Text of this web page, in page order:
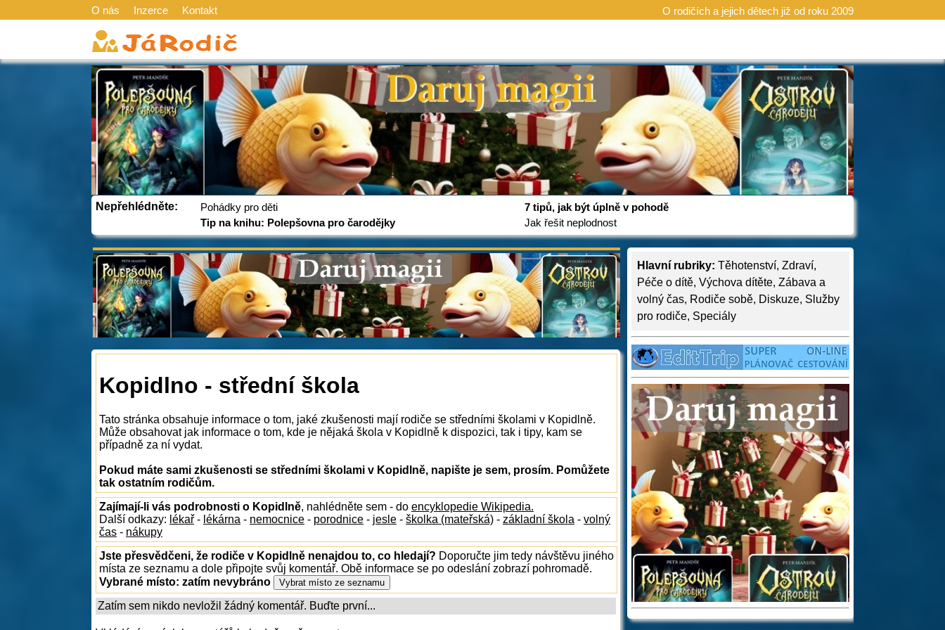
O nás Inzerce Kontakt O rodičích a jejich dětech již od roku 2009
Nepřehlédněte:
Pohádky pro děti
Tip na knihu: Polepšovna pro čarodějky
7 tipů, jak být úplně v pohodě
Jak řešit neplodnost
Hlavní rubriky: Těhotenství, Zdraví,
Péče o dítě, Výchova dítěte, Zábava a
volný čas, Rodiče sobě, Diskuze, Služby
pro rodiče, Speciály
Kopidlno - střední škola
Tato stránka obsahuje informace o tom, jaké zkušenosti mají rodiče se středními školami v Kopidlně.
Může obsahovat jak informace o tom, kde je nějaká škola v Kopidlně k dispozici, tak i tipy, kam se
případně za ní vydat.
Pokud máte sami zkušenosti se středními školami v Kopidlně, napište je sem, prosím. Pomůžete
tak ostatním rodičům.
Zajímají-li vás podrobnosti o Kopidlně, nahlédněte sem - do encyklopedie Wikipedia.
Další odkazy: lékař - lékárna - nemocnice - porodnice - jesle - školka (mateřská) - základní škola - volný
čas - nákupy
Jste přesvědčeni, že rodiče v Kopidlně nenajdou to, co hledají? Doporučte jim tedy návštěvu jiného
místa ze seznamu a dole připojte svůj komentář. Obě informace se po odeslání zobrazí pohromadě.
Vybrané místo: zatím nevybráno
Zatím sem nikdo nevložil žádný komentář. Buďte první...